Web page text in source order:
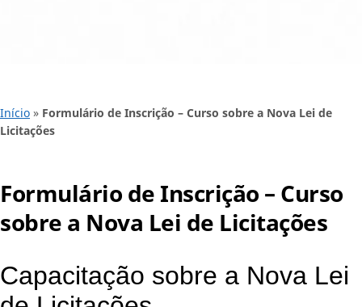
Início » Formulário de Inscrição – Curso sobre a Nova Lei de
Licitações
Formulário de Inscrição – Curso
sobre a Nova Lei de Licitações